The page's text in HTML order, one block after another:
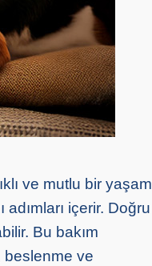
ve mutlu bir yaşam
içerir. Doğru
Bu bakım
beslenme ve